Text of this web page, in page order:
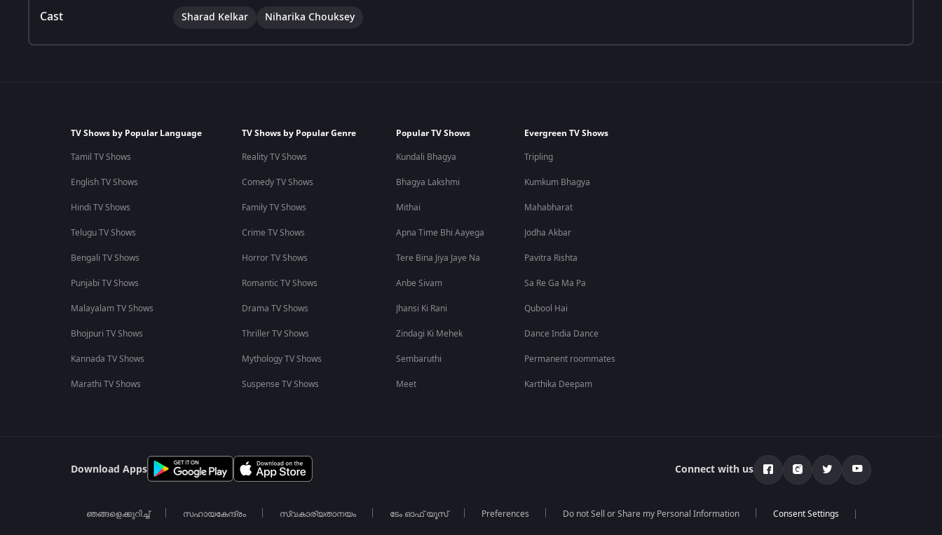
Cast Sharad Kelkar Niharika Chouksey
TV Shows by Popular Language
Tamil TV Shows
English TV Shows
Hindi TV Shows
Telugu TV Shows
Bengali TV Shows
Punjabi TV Shows
Malayalam TV Shows
Bhojpuri TV Shows
Kannada TV Shows
Marathi TV Shows
TV Shows by Popular Genre
Reality TV Shows
Comedy TV Shows
Family TV Shows
Crime TV Shows
Horror TV Shows
Romantic TV Shows
Drama TV Shows
Thriller TV Shows
Mythology TV Shows
Suspense TV Shows
Popular TV Shows
Kundali Bhagya
Bhagya Lakshmi
Mithai
Apna Time Bhi Aayega
Tere Bina Jiya Jaye Na
Anbe Sivam
Jhansi Ki Rani
Zindagi Ki Mehek
Sembaruthi
Meet
Evergreen TV Shows
Tripling
Kumkum Bhagya
Mahabharat
Jodha Akbar
Pavitra Rishta
Sa Re Ga Ma Pa
Qubool Hai
Dance India Dance
Permanent roommates
Karthika Deepam
Download Apps Connect with us
ഞങ്ങളെക്കുറിച്ച് സഹായകേന്ദ്രം സ്വകാര്യതാനയം ടേം ഓഫ് യൂസ് Preferences Do not Sell or Share my Personal Information